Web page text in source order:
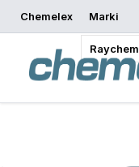
Chemelex Marki
Raychem
Poproś o wycenę
Przegląd